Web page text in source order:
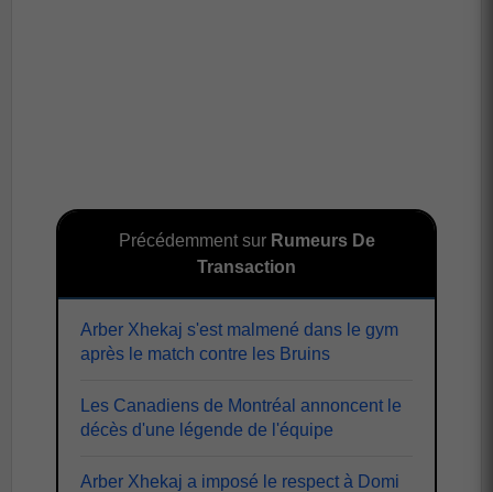
Précédemment sur Rumeurs De
Transaction
Arber Xhekaj s'est malmené dans le gym
après le match contre les Bruins
Les Canadiens de Montréal annoncent le
décès d'une légende de l'équipe
Arber Xhekaj a imposé le respect à Domi